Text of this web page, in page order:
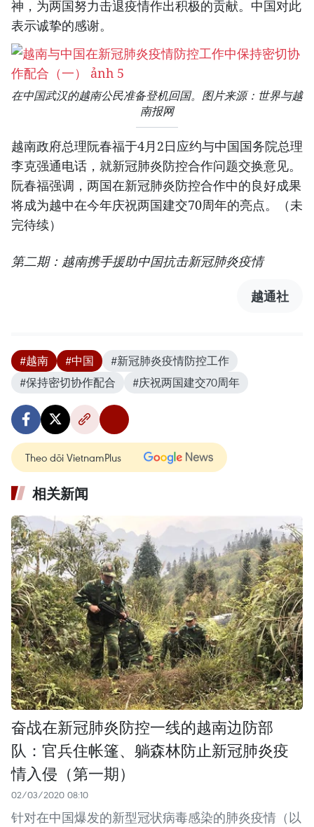
神，为两国努力击退疫情作出积极的贡献。中国对此
表示诚挚的感谢。
在中国武汉的越南公民准备登机回国。图片来源：世界与越
南报网
越南政府总理阮春福于4月2日应约与中国国务院总理
李克强通电话，就新冠肺炎防控合作问题交换意见。
阮春福强调，两国在新冠肺炎防控合作中的良好成果
将成为越中在今年庆祝两国建交70周年的亮点。（未
完待续）
第二期：越南携手援助中国抗击新冠肺炎疫情
越通社
#越南 #中国
#新冠肺炎疫情防控工作
#保持密切协作配合
#庆祝两国建交70周年
Theo dõi VietnamPlus
相关新闻
奋战在新冠肺炎防控一线的越南边防部
队：官兵住帐篷、躺森林防止新冠肺炎疫
情入侵（第一期）
02/03/2020 08:10
针对在中国爆发的新型冠状病毒感染的肺炎疫情（以